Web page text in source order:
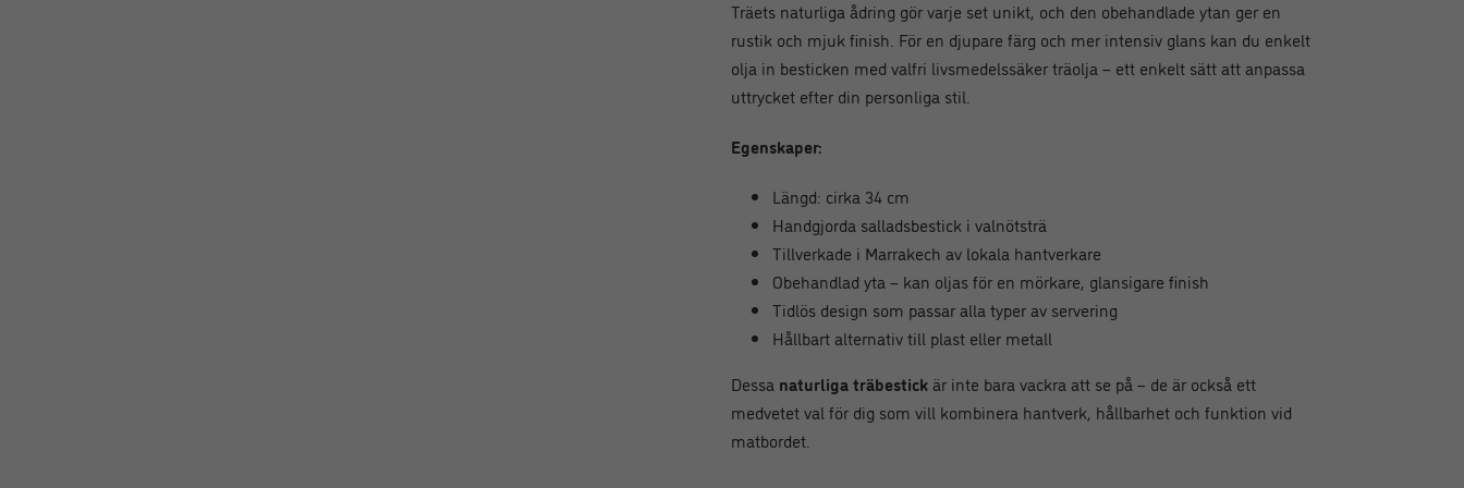
Träets naturliga ådring gör varje set unikt, och den obehandlade ytan ger en
rustik och mjuk finish. För en djupare färg och mer intensiv glans kan du enkelt
olja in besticken med valfri livsmedelssäker träolja – ett enkelt sätt att anpassa
uttrycket efter din personliga stil.
Egenskaper:
Längd: cirka 34 cm
Handgjorda salladsbestick i valnötsträ
Tillverkade i Marrakech av lokala hantverkare
Obehandlad yta – kan oljas för en mörkare, glansigare finish
Tidlös design som passar alla typer av servering
Hållbart alternativ till plast eller metall
Dessa naturliga träbestickär inte bara vackra att se på – de är också ett
medvetet val för dig som vill kombinera hantverk, hållbarhet och funktion vid
matbordet.